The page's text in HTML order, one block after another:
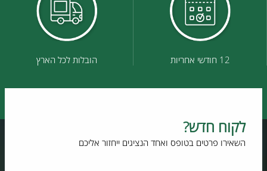
הובלות לכל הארץ
חדש?
פרטים בטופס ואחד הנציגים ייחזור אליכם